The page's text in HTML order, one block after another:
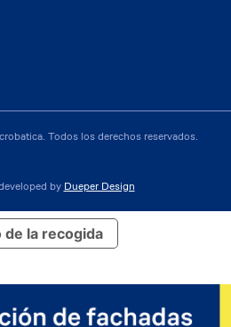
Todos los derechos reservados.
by Dueper Design
de la recogida